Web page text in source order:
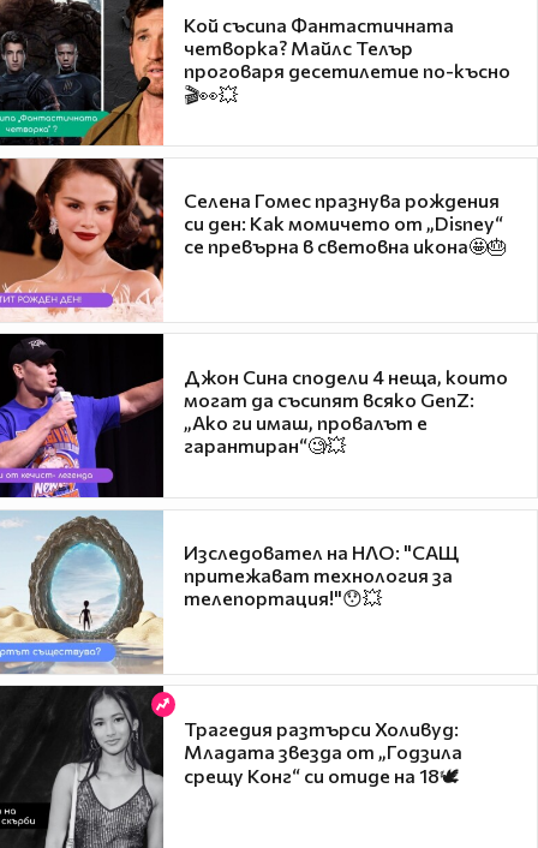
Кой съсипа Фантастичната
четворка? Майлс Телър
проговаря десетилетие по-късно
🎬👀💥
Селена Гомес празнува рождения
си ден: Как момичето от „Disney“
се превърна в световна икона🤩🎂
Джон Сина сподели 4 неща, които
могат да съсипят всяко GenZ:
„Ако ги имаш, провалът е
гарантиран“🧐💥
Изследовател на НЛО: "САЩ
притежават технология за
телепортация!"😯💥
Трагедия разтърси Холивуд:
Младата звезда от „Годзила
срещу Конг“ си отиде на 18🕊️